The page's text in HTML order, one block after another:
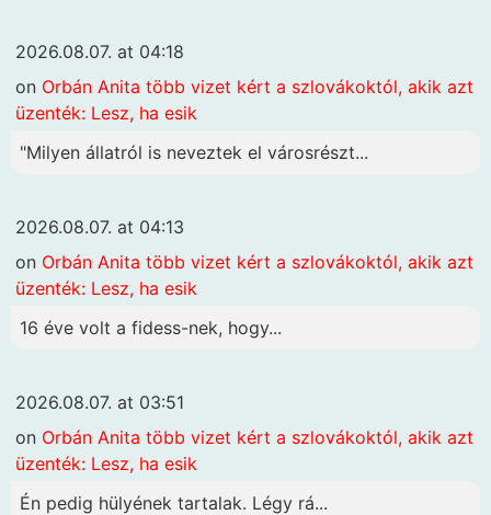
2026.08.07. at 04:18
on Orbán Anita több vizet kért a szlovákoktól, akik azt
üzenték: Lesz, ha esik
"Milyen állatról is neveztek el városrészt...
2026.08.07. at 04:13
on Orbán Anita több vizet kért a szlovákoktól, akik azt
üzenték: Lesz, ha esik
16 éve volt a fidess-nek, hogy...
2026.08.07. at 03:51
on Orbán Anita több vizet kért a szlovákoktól, akik azt
üzenték: Lesz, ha esik
Én pedig hülyének tartalak. Légy rá...